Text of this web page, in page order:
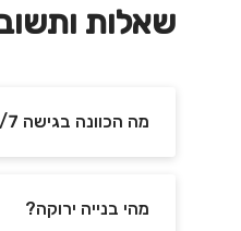
שאלות
מה הכוונה בגישה 24/7 לבניין?
מהי בנייה ירוקה?